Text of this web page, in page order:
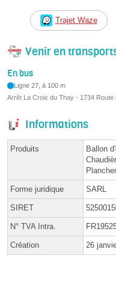
Trajet Waze
Venir en
En bus
Ligne 27, à 100 m
Arrêt La Croix du Thay - 1734 Route
Informations
Produits
Ballon
Forme juridique SARL
SIRET
N° TVA Intra.
Création 26